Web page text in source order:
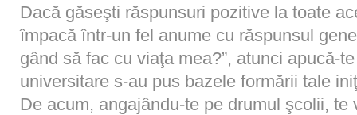
Dacă găseşti răspunsuri pozitive la toate
împacă într-un fel anume cu răspunsul
gând să fac cu viaţa mea?”, atunci apucă-
universitare s-au pus bazele formării tale
De acum, angajându-te pe drumul şcolii,